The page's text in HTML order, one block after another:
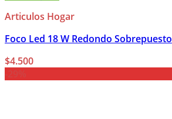
Articulos Hogar
Foco Led 18 W Redondo Sobrepuesto
$4.500